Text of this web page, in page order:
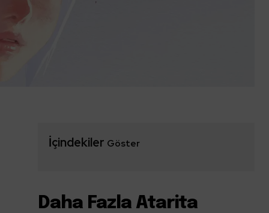
İçindekiler Göster
Daha Fazla Atarita